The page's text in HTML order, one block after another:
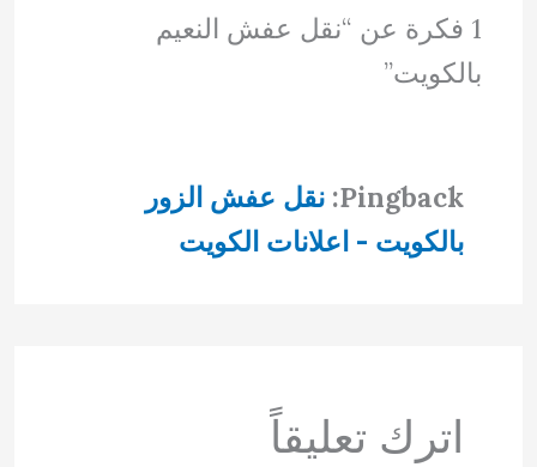
1 فكرة عن “نقل عفش النعيم
بالكويت”
Pingback: نقل عفش الزور
بالكويت - اعلانات الكويت
اترك تعليقاً